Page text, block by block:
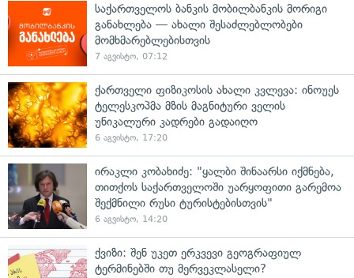
საქართველოს ბანკის მობილბანკის მორიგი
განახლება — ახალი შესაძლებლობები
მომხმარებლებისთვის
7 აგვისტო, 07:12
ქართველი ფიზიკოსის ახალი კვლევა: ინოუეს
ტელესკოპმა მზის მაგნიტური ველის
უნიკალური კადრები გადაიღო
6 აგვისტო, 17:20
ირაკლი კობახიძე: "ყალბი შინაარსი იქმნება,
თითქოს საქართველოში უარყოფითი გარემოა
შექმნილი რუსი ტურისტებისთვის"
6 აგვისტო, 14:20
ქვიზი: შენ უკეთ ერკვევი გეოგრაფიულ
ტერმინებში თუ მერვეკლასელი?